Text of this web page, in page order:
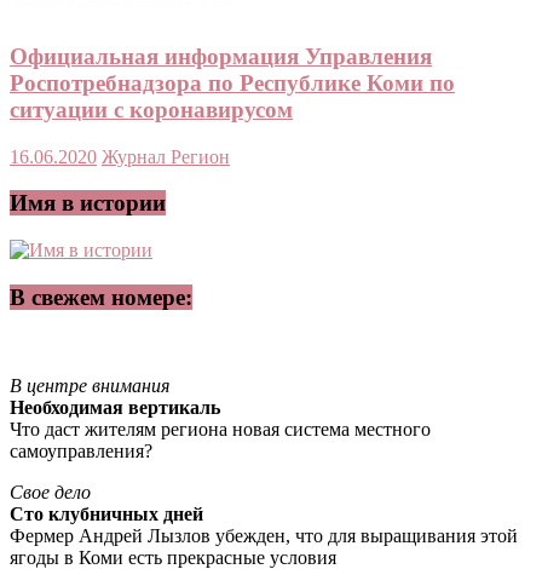
Официальная информация Управления
Роспотребнадзора по Республике Коми по
ситуации с коронавирусом
16.06.2020 Журнал Регион
Имя в истории
В свежем номере:
В центре внимания
Необходимая вертикаль
Что даст жителям региона новая система местного
самоуправления?
Свое дело
Сто клубничных дней
Фермер Андрей Лызлов убежден, что для выращивания этой
ягоды в Коми есть прекрасные условия